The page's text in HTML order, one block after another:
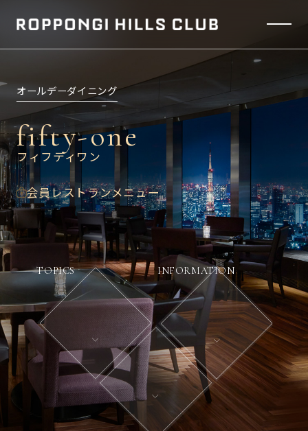
オールデーダイニング
fifty-one
フィフティワン
会員レストランメニュー
TOPICS INFORMATION